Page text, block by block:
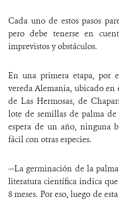
Cada uno de estos pasos
pero debe tenerse en
imprevistos y obstáculos.
En una primera etapa, por
vereda Alemania, ubicado en
de Las Hermosas, de
lote de semillas de palma de
espera de un año, ninguna
fácil con otras especies.
—La germinación de la
literatura científica indica
8 meses. Por eso, luego de